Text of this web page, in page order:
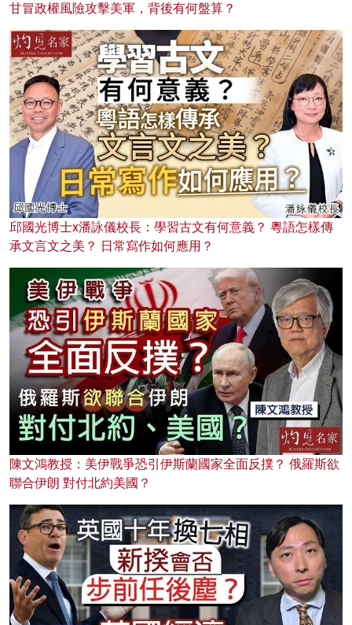
甘冒政權風險攻擊美軍，背後有何盤算？
邱國光博士x潘詠儀校長：學習古文有何意義？ 粵語怎樣傳
承文言文之美？ 日常寫作如何應用？
陳文鴻教授：美伊戰爭恐引伊斯蘭國家全面反撲？ 俄羅斯欲
聯合伊朗 對付北約美國？